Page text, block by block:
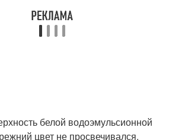
белой водоэмульсионной
цвет не просвечивался.